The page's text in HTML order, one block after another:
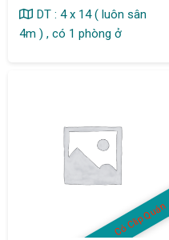
DT : 4 x 14 ( luôn sân
4m ) , có 1 phòng ở
Có Clip Quán